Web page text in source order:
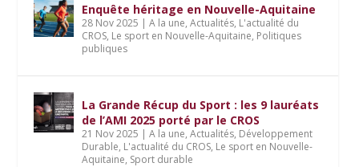
Enquête héritage en Nouvelle-Aquitaine
28 Nov 2025 |A la une,Actualités, L'actualité du
CROS, Le sport en Nouvelle-Aquitaine, Politiques
publiques
La Grande Récup du Sport : les 9 lauréats
de l’AMI 2025 porté par le CROS
21 Nov 2025 |A la une,Actualités, Développement
Durable, L'actualité du CROS, Le sport en Nouvelle-
Aquitaine, Sport durable